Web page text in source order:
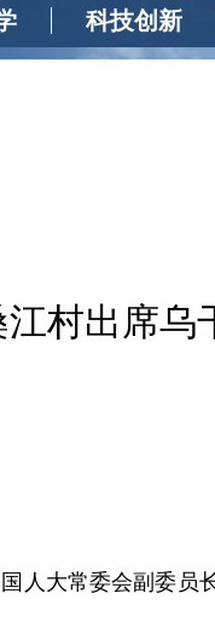
科技创新
村出席乌
人大常委会副委员